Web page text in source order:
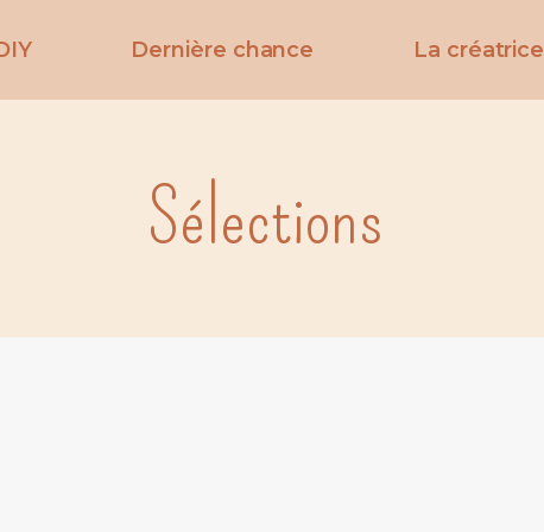
Dernière chance La créatrice
Sélections